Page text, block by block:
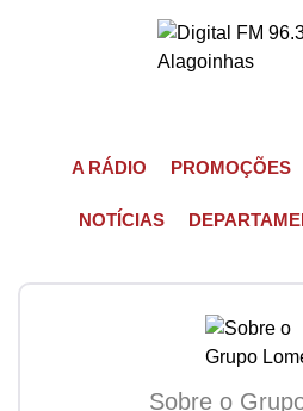
A RÁDIO PROMOÇÕES
NOTÍCIAS
Sobre o